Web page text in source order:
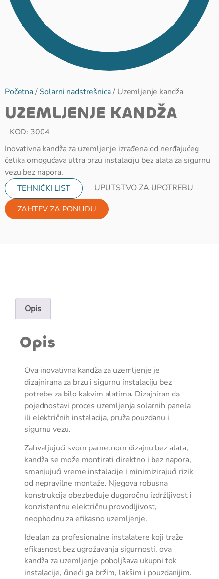
Početna/ Solarni nadstrešnica/ Uzemljenje kandža
UZEMLJENJE KANDŽA
KOD: 3004
Inovativna kandža za uzemljenje izrađena od nerđajućeg
čelika omogućava ultra brzu instalaciju bez alata za sigurnu
vezu bez napora.
TEHNIČKI LIST
UPUTSTVO ZA UPOTREBU
ZAHTEV ZA PONUDU
Opis
Opis
Ova inovativna kandža za uzemljenje je
dizajnirana za brzu i sigurnu instalaciju bez
potrebe za bilo kakvim alatima. Dizajniran da
pojednostavi proces uzemljenja solarnih panela
ili električnih instalacija, pruža pouzdanu i
sigurnu vezu.
Zahvaljujući svom pametnom dizajnu bez alata,
kandža se može montirati direktno i bez napora,
smanjujući vreme instalacije i minimizirajući rizik
od nepravilne montaže. Njegova robusna
konstrukcija obezbeđuje dugoročnu izdržljivost i
konzistentnu električnu provodljivost,
neophodnu za efikasno uzemljenje.
Idealan za profesionalne instalatere koji traže
efikasnost bez ugrožavanja sigurnosti, ova
kandža za uzemljenje poboljšava ukupni tok
instalacije, čineći ga bržim, lakšim i pouzdanijim.